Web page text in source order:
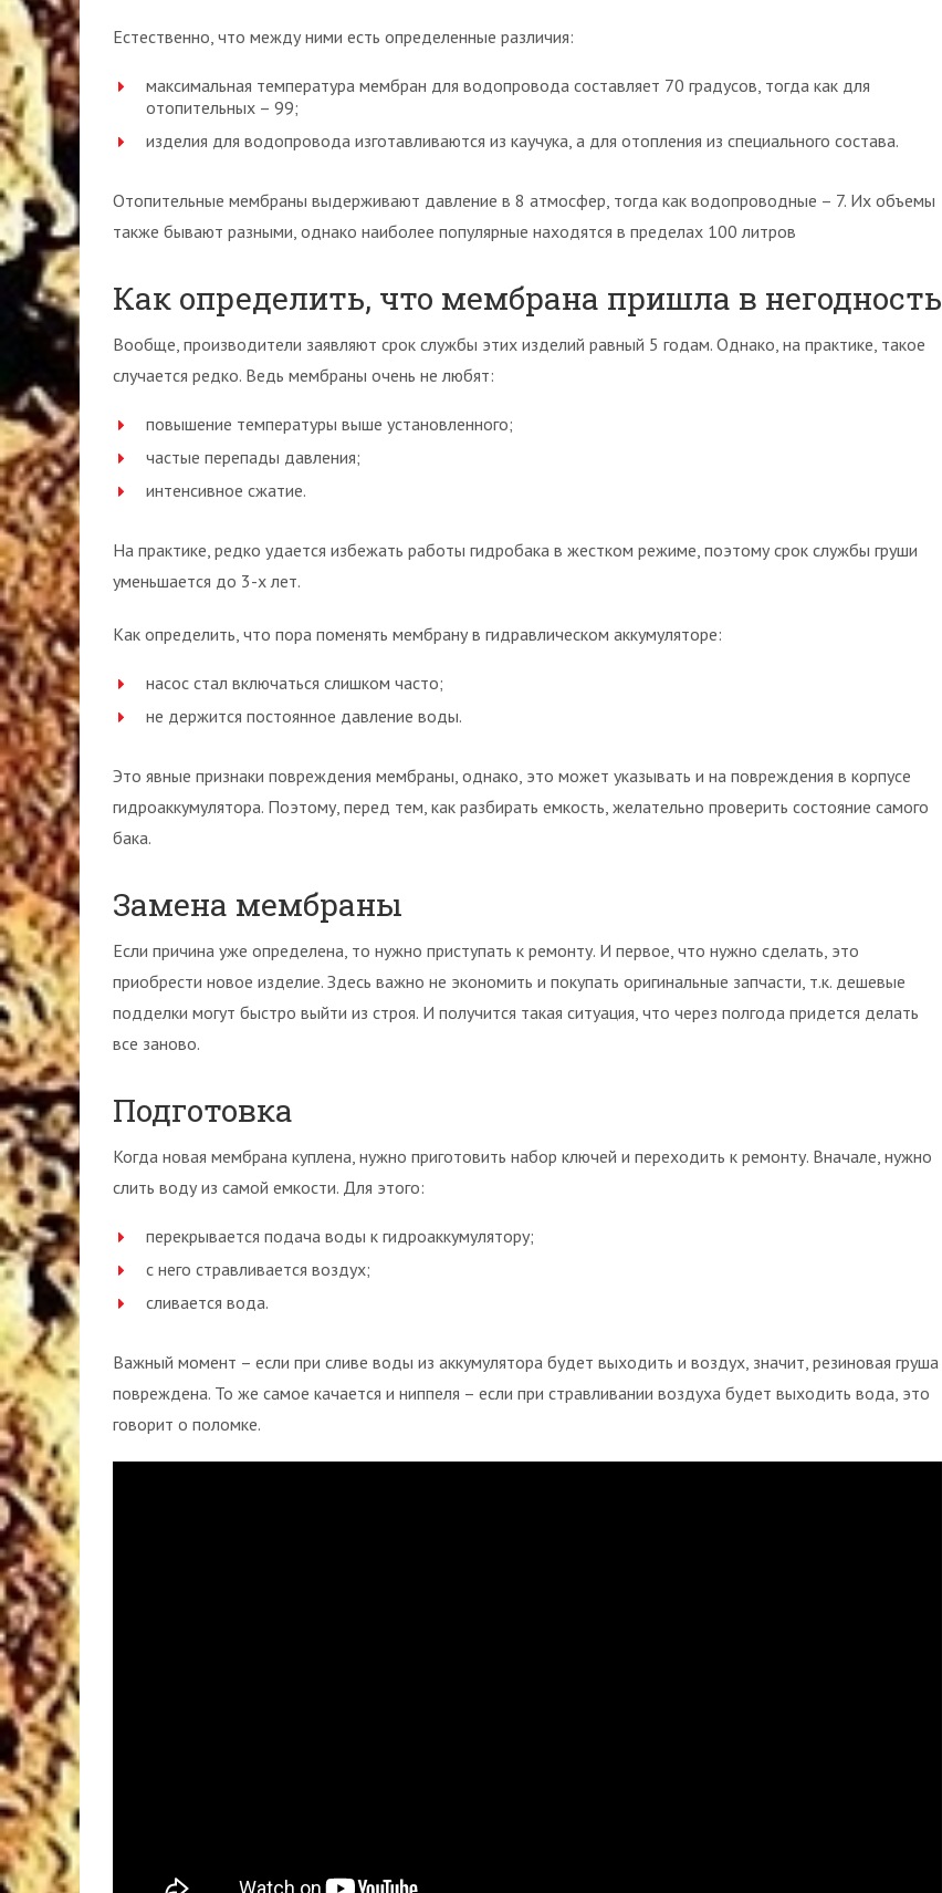
Естественно, что между ними есть определенные различия:
максимальная температура мембран для водопровода составляет 70 градусов, тогда как для
отопительных – 99;
изделия для водопровода изготавливаются из каучука, а для отопления из специального состава.
Отопительные мембраны выдерживают давление в 8 атмосфер, тогда как водопроводные – 7. Их объемы
также бывают разными, однако наиболее популярные находятся в пределах 100 литров
Как определить, что мембрана пришла в негодность
Вообще, производители заявляют срок службы этих изделий равный 5 годам. Однако, на практике, такое
случается редко. Ведь мембраны очень не любят:
повышение температуры выше установленного;
частые перепады давления;
интенсивное сжатие.
На практике, редко удается избежать работы гидробака в жестком режиме, поэтому срок службы груши
уменьшается до 3-х лет.
Как определить, что пора поменять мембрану в гидравлическом аккумуляторе:
насос стал включаться слишком часто;
не держится постоянное давление воды.
Это явные признаки повреждения мембраны, однако, это может указывать и на повреждения в корпусе
гидроаккумулятора. Поэтому, перед тем, как разбирать емкость, желательно проверить состояние самого
бака.
Замена мембраны
Если причина уже определена, то нужно приступать к ремонту. И первое, что нужно сделать, это
приобрести новое изделие. Здесь важно не экономить и покупать оригинальные запчасти, т.к. дешевые
подделки могут быстро выйти из строя. И получится такая ситуация, что через полгода придется делать
все заново.
Подготовка
Когда новая мембрана куплена, нужно приготовить набор ключей и переходить к ремонту. Вначале, нужно
слить воду из самой емкости. Для этого:
перекрывается подача воды к гидроаккумулятору;
с него стравливается воздух;
сливается вода.
Важный момент – если при сливе воды из аккумулятора будет выходить и воздух, значит, резиновая груша
повреждена. То же самое качается и ниппеля – если при стравливании воздуха будет выходить вода, это
говорит о поломке.